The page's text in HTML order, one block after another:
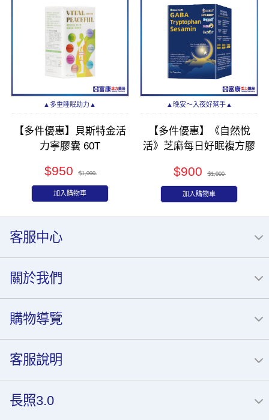
▲多重睡眠助力▲
【多件優惠】貝斯特金活
力寧膠囊 60T
$950 $1,000
加入購物車
▲晚安～入夜好幫手▲
【多件優惠】《自然悅
活》芝麻每日好眠複方膠
$900 $1,000
加入購物車
客服中心
關於我們
購物導覽
客服說明
長照3.0